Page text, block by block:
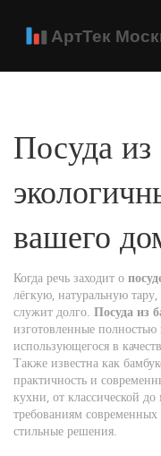
Посуда из
вашего
Когда речь заходит о
лёгкую, натуральную
служит долго. Посуда из
изготовленные
использующегося в
Также известна как
практичность и
кухни, от классической
требованиям
стильные решения.